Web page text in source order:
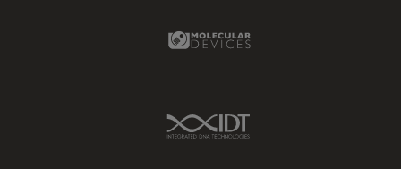
Molecular Devices Link
IDT Link